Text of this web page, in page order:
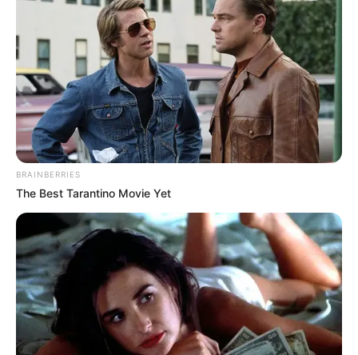
TAGS
ΧΑΛΚΙΔΑ ΝΕΑ
ΤΑΥΤΟΤΗΤΑ ΚΑΙ ΕΠΙΚΟΙΝΩΝΙΑ ΟΡΟΙ ΧΡΗΣΗΣ
BRAINBERRIES
The Best Tarantino Movie Yet